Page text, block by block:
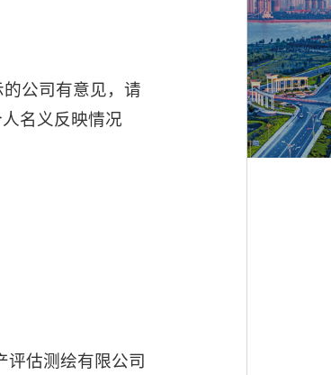
公司有意见，请
名义反映情况
评估测绘有限公司